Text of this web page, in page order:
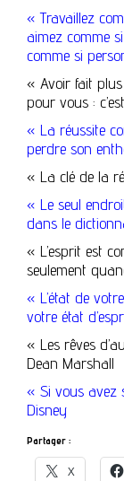
« Travaillez
aimez comme
comme si
« Avoir fait
pour vous :
« La réussite
perdre son
« La clé de la
« Le seul
dans le
« L’esprit est
seulement
« L’état de
votre état
« Les rêves
Dean Marshall
« Si vous avez
Disney
Partager :
X